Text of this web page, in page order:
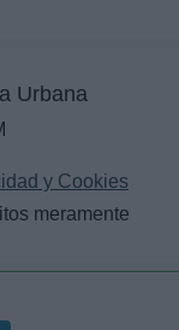
Urbana
y Cookies
meramente